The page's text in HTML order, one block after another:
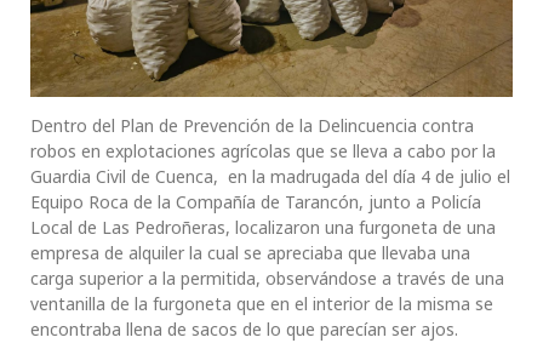
Dentro del Plan de Prevención de la Delincuencia contra
robos en explotaciones agrícolas que se lleva a cabo por la
Guardia Civil de Cuenca, en la madrugada del día 4 de julio el
Equipo Roca de la Compañía de Tarancón, junto a Policía
Local de Las Pedroñeras, localizaron una furgoneta de una
empresa de alquiler la cual se apreciaba que llevaba una
carga superior a la permitida, observándose a través de una
ventanilla de la furgoneta que en el interior de la misma se
encontraba llena de sacos de lo que parecían ser ajos.